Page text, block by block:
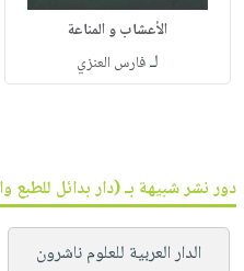
الأعشاب و المناعة
لـفارس العنزي
دور نشر شبيهة بـ (دار بدائل للطبع
الدار العربية للعلوم ناشرون